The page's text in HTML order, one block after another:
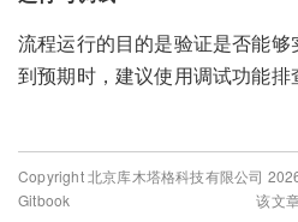
流程运行的目的是验证是否能
到预期时，建议使用调试功能排
Copyright 北京库木塔格科技有限公司
Gitbook
该文